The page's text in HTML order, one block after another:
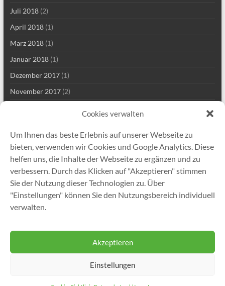
Cookies verwalten
Um Ihnen das beste Erlebnis auf unserer Webseite zu
bieten, verwenden wir Cookies und Google Analytics. Diese
helfen uns, die Inhalte der Webseite zu ergänzen und zu
verbessern. Durch das Klicken auf "Akzeptieren" stimmen
Sie der Nutzung dieser Technologien zu. Über
"Einstellungen" können Sie den Nutzungsbereich individuell
verwalten.
Akzeptieren
Einstellungen
Juli 2018(2)
April 2018(1)
März 2018(1)
Januar 2018(1)
Dezember 2017(1)
November 2017(2)
Januar 2017(1)
November 2016 (1)
November 2015(1)
Juni 2015(2)
November 2014
Gutekunst Formfedern GmbH